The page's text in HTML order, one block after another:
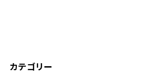
カテゴリー